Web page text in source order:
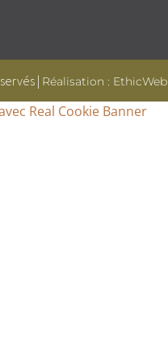
| Réalisation : EthicWeb
Real Cookie Banner